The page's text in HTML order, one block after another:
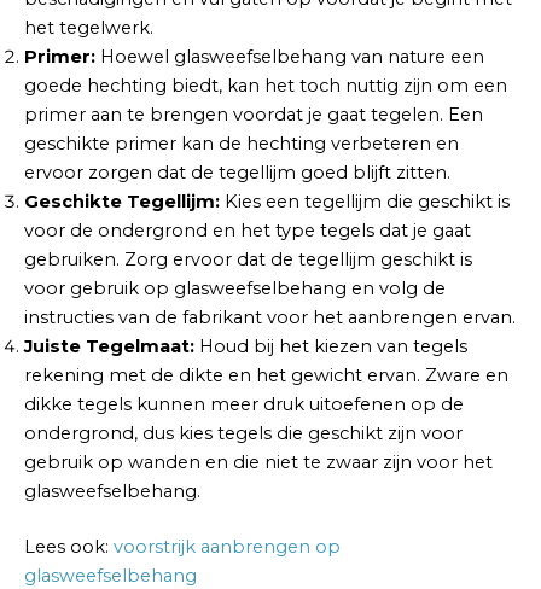
het tegelwerk.
Primer: Hoewel glasweefselbehang van nature een
goede hechting biedt, kan het toch nuttig zijn om een
primer aan te brengen voordat je gaat tegelen. Een
geschikte primer kan de hechting verbeteren en
ervoor zorgen dat de tegellijm goed blijft zitten.
Geschikte Tegellijm: Kies een tegellijm die geschikt is
voor de ondergrond en het type tegels dat je gaat
gebruiken. Zorg ervoor dat de tegellijm geschikt is
voor gebruik op glasweefselbehang en volg de
instructies van de fabrikant voor het aanbrengen ervan.
Juiste Tegelmaat: Houd bij het kiezen van tegels
rekening met de dikte en het gewicht ervan. Zware en
dikke tegels kunnen meer druk uitoefenen op de
ondergrond, dus kies tegels die geschikt zijn voor
gebruik op wanden en die niet te zwaar zijn voor het
glasweefselbehang.
Lees ook: voorstrijk aanbrengen op
glasweefselbehang